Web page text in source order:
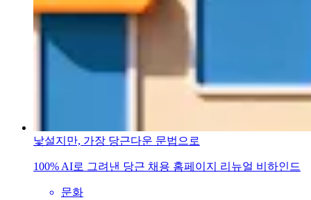
낯설지만, 가장 당근다운 문법으로
100% AI로 그려낸 당근 채용 홈페이지 리뉴얼 비하인드
문화